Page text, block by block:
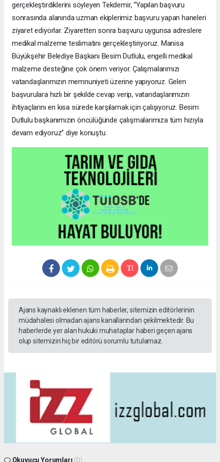
gerçekleştirdiklerini söyleyen Tekdemir, “Yapılan başvuru
sonrasında alanında uzman ekiplerimiz başvuru yapan haneleri
ziyaret ediyorlar. Ziyaretten sonra başvuru uygunsa adreslere
medikal malzeme teslimatını gerçekleştiriyoruz. Manisa
Büyükşehir Belediye Başkanı Besim Dutlulu, engelli medikal
malzeme desteğine çok önem veriyor. Çalışmalarımızı
vatandaşlarımızın memnuniyeti üzerine yapıyoruz. Gelen
başvurulara hızlı bir şekilde cevap verip, vatandaşlarımızın
ihtiyaçlarını en kısa sürede karşılamak için çalışıyoruz. Besim
Dutlulu başkanımızın öncülüğünde çalışmalarımıza tüm hızıyla
devam ediyoruz” diye konuştu.
Ajans kaynaklı eklenen tüm haberler, sitemizin editörlerinin
müdahalesi olmadan ajans kanallarından çekilmektedir. Bu
haberlerde yer alan hukuki muhataplar haberi geçen ajans
olup sitemizin hiç bir editörü sorumlu tutulamaz.
Okuyucu Yorumları (0)